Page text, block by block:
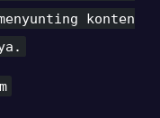
konten